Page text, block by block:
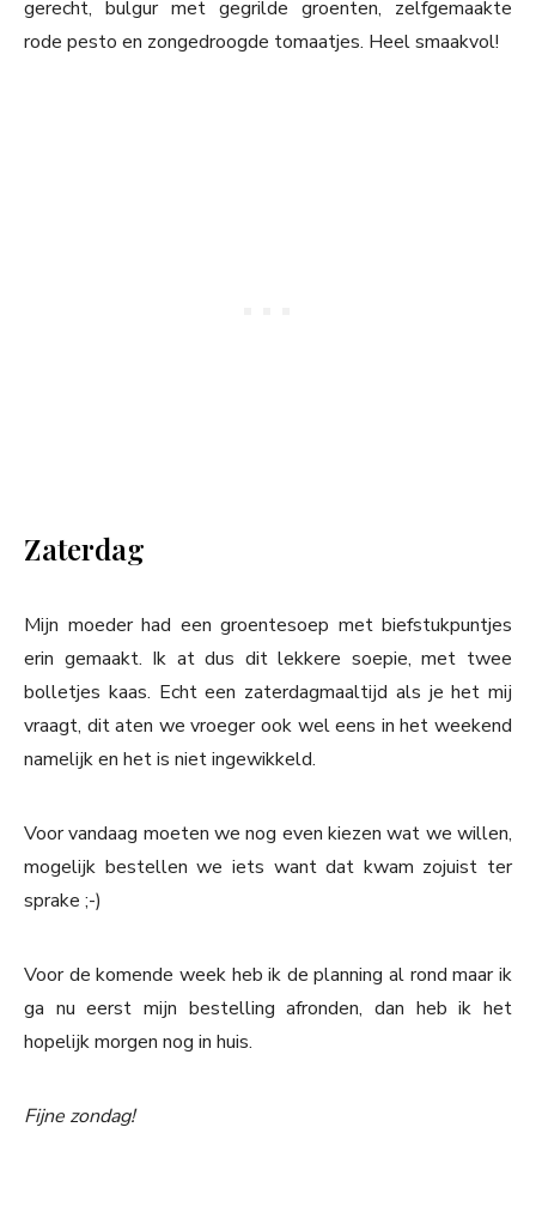
gerecht, bulgur met gegrilde groenten, zelfgemaakte
rode pesto en zongedroogde tomaatjes. Heel smaakvol!
Zaterdag
Mijn moeder had een groentesoep met biefstukpuntjes
erin gemaakt. Ik at dus dit lekkere soepie, met twee
bolletjes kaas. Echt een zaterdagmaaltijd als je het mij
vraagt, dit aten we vroeger ook wel eens in het weekend
namelijk en het is niet ingewikkeld.
Voor vandaag moeten we nog even kiezen wat we willen,
mogelijk bestellen we iets want dat kwam zojuist ter
sprake ;-)
Voor de komende week heb ik de planning al rond maar ik
ga nu eerst mijn bestelling afronden, dan heb ik het
hopelijk morgen nog in huis.
Fijne zondag!